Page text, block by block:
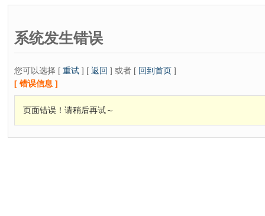
系统发生错误
您可以选择 [ 重试 ] [ 返回 ] 或者 [ 回到首页 ]
[ 错误信息 ]
页面错误！请稍后再试～